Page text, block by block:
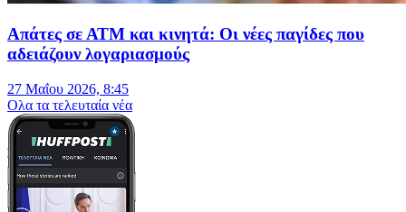
Απάτες σε ΑΤΜ και κινητά: Οι νέες παγίδες που
αδειάζουν λογαριασμούς
27 Μαΐου 2026, 8:45
Oλα τα τελευταία νέα